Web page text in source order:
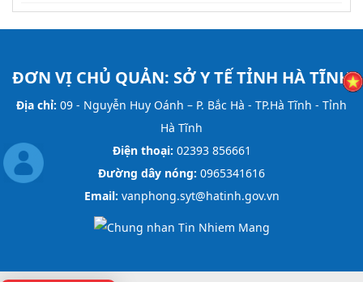
ĐƠN VỊ CHỦ QUẢN: SỞ Y TẾ TỈNH HÀ TĨNH
Địa chỉ: 09 - Nguyễn Huy Oánh – P. Bắc Hà - TP.Hà Tĩnh - Tỉnh
Hà Tĩnh
Điện thoại: 02393 856661
Đường dây nóng: 0965341616
Email: vanphong.syt@hatinh.gov.vn